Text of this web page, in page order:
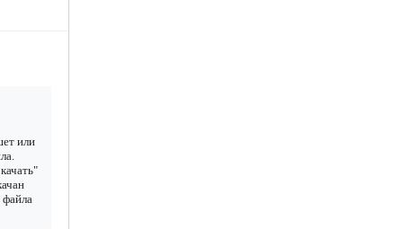
или
файла